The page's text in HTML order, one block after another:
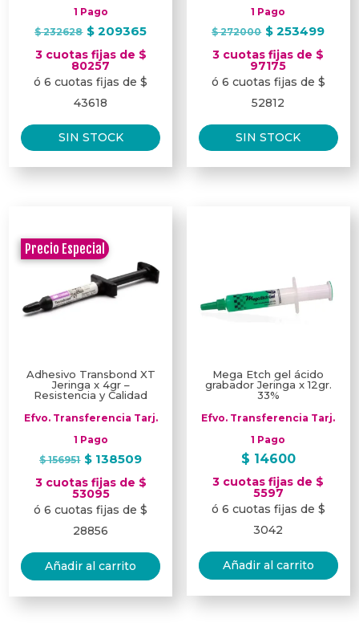
1 Pago
$232628 El
precio
original
era:
$ 232628.
$ 209365El
es:
3 cuotas fijas de $
80257
ó 6 cuotas fijas de $
43618
SIN STOCK
1 Pago
$272000 El
precio
original
era:
$ 272000.
$ 253499El
es:
3 cuotas fijas de $
97175
ó 6 cuotas fijas de $
52812
SIN STOCK
Precio Especial
Adhesivo Transbond XT
Jeringa x 4gr –
Resistencia y Calidad
Efvo. Transferencia Tarj.
1 Pago
$156951 El
precio
original
era:
$ 156951.
$ 138509El
precio
es:
3 cuotas fijas de $
53095
ó 6 cuotas fijas de $
28856
Añadir al carrito
Mega Etch gel ácido
grabador Jeringa x 12gr.
33%
Efvo. Transferencia Tarj.
1 Pago
$ 14600
3 cuotas fijas de $
5597
ó 6 cuotas fijas de $
3042
Añadir al carrito